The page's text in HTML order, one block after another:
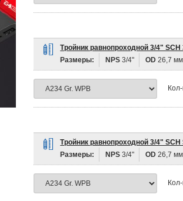
Тройник равнопроходной 3/4"
Размеры:
NPS 3/4" OD 26,7 мм
Тройник равнопроходной 3/4"
Размеры:
NPS 3/4" OD 26,7 мм